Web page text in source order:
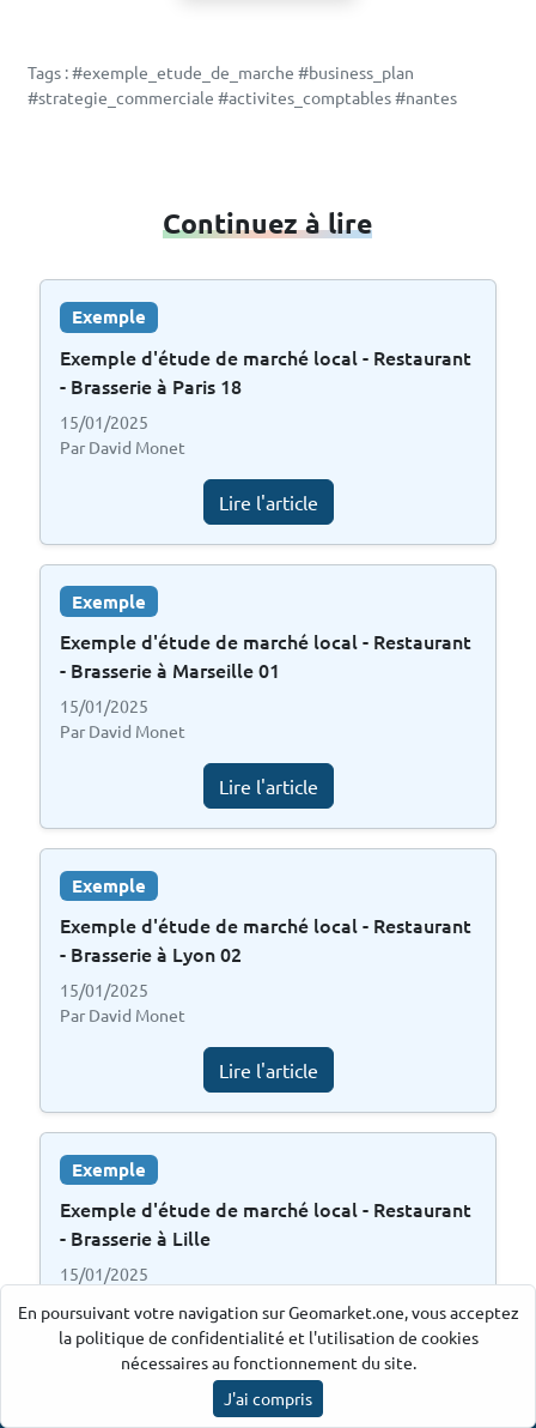
Tags : #exemple_etude_de_marche #business_plan
#strategie_commerciale #activites_comptables #nantes
Continuez à lire
Exemple
Exemple d'étude de marché local - Restaurant
- Brasserie à Paris 18
15/01/2025
Par David Monet
Lire l'article
Exemple
Exemple d'étude de marché local - Restaurant
- Brasserie à Marseille 01
15/01/2025
Par David Monet
Lire l'article
Exemple
Exemple d'étude de marché local - Restaurant
- Brasserie à Lyon 02
15/01/2025
Par David Monet
Lire l'article
Exemple
Exemple d'étude de marché local - Restaurant
- Brasserie à Lille
15/01/2025
Lire l'article
En poursuivant votre navigation sur Geomarket.one, vous acceptez
la politique de confidentialité et l'utilisation de cookies
nécessaires au fonctionnement du site.
J'ai compris
Ancre par Geomarket.one